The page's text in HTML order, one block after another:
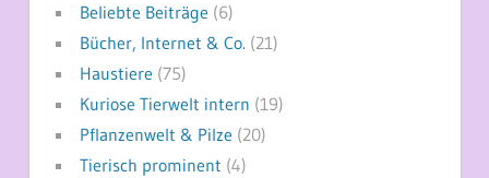
Beliebte Beiträge (6)
Bücher, Internet & Co. (21)
Haustiere (75)
Kuriose Tierwelt intern (19)
Pflanzenwelt & Pilze (20)
Tierisch prominent (4)